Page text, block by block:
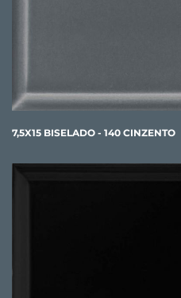
7,5X15 BISELADO - 140 CINZENTO